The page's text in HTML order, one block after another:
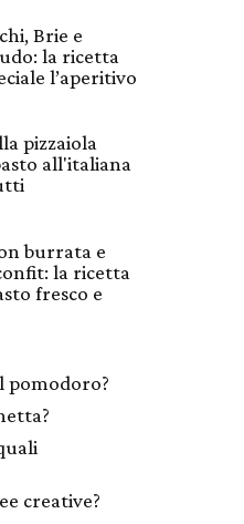
Brie e
la ricetta
l’aperitivo
pizzaiola
all'italiana
burrata e
la ricetta
fresco e
pomodoro?
creative?